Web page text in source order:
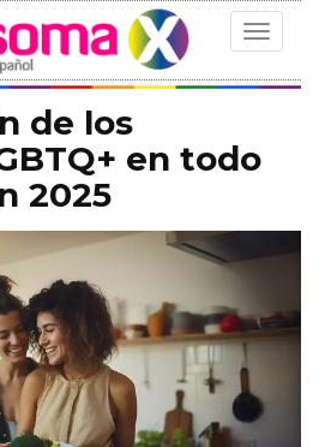
Toggle
de los
en todo
2025